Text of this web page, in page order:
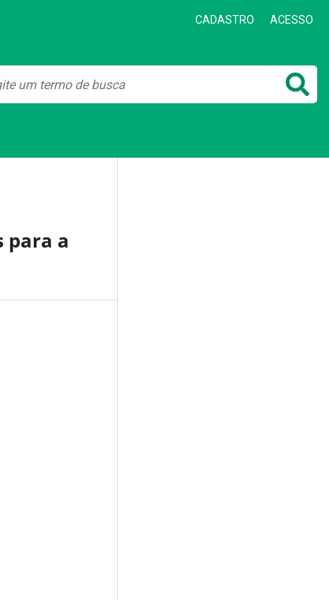
CADASTRO ACESSO
para a